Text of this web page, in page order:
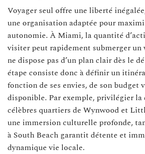
Voyager seul offre une liberté
une organisation adaptée pour
autonomie. À Miami, la quantité
visiter peut rapidement submerger un
ne dispose pas d’un plan clair dès le
étape consiste donc à définir un
fonction de ses envies, de son budget
disponible. Par exemple, privilégier la
célèbres quartiers de Wynwood et
une immersion culturelle profonde,
à South Beach garantit détente et
dynamique vie locale.